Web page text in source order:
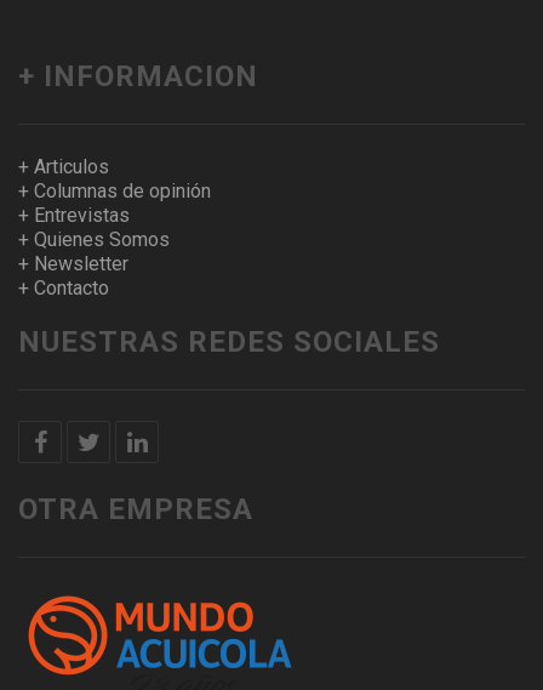
+ INFORMACION
+ Articulos
+ Columnas de opinión
+ Entrevistas
+ Quienes Somos
+ Newsletter
+ Contacto
NUESTRAS REDES SOCIALES
OTRA EMPRESA